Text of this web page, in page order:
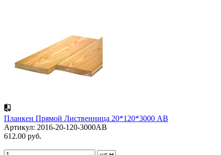
Планкен Прямой Лиственница 20*120*3000 АВ
Артикул: 2016-20-120-3000AB
612.00 руб.